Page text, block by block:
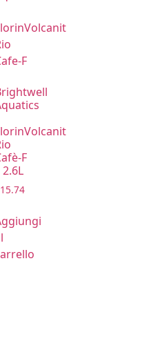
F
2.6L
15.74